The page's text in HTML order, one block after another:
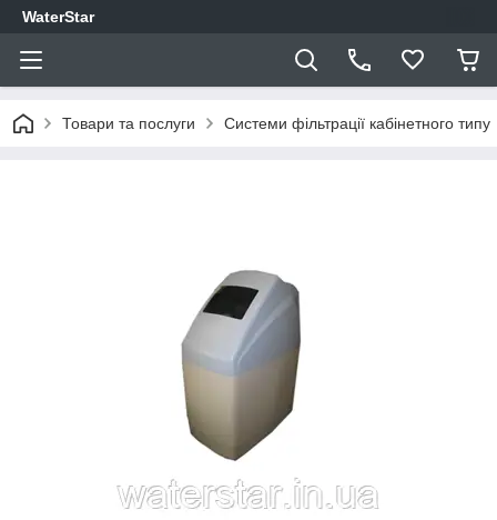
WaterStar
Товари та послуги Системи фільтрації кабінетного типу